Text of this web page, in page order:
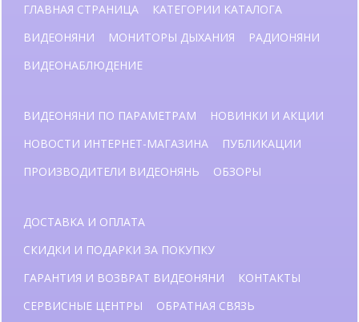
ГЛАВНАЯ СТРАНИЦА
КАТЕГОРИИ КАТАЛОГА
ВИДЕОНЯНИ
МОНИТОРЫ ДЫХАНИЯ
РАДИОНЯНИ
ВИДЕОНАБЛЮДЕНИЕ
ВИДЕОНЯНИ ПО ПАРАМЕТРАМ
НОВИНКИ И АКЦИИ
НОВОСТИ ИНТЕРНЕТ-МАГАЗИНА
ПУБЛИКАЦИИ
ПРОИЗВОДИТЕЛИ ВИДЕОНЯНЬ
ОБЗОРЫ
ДОСТАВКА И ОПЛАТА
СКИДКИ И ПОДАРКИ ЗА ПОКУПКУ
ГАРАНТИЯ И ВОЗВРАТ ВИДЕОНЯНИ
КОНТАКТЫ
СЕРВИСНЫЕ ЦЕНТРЫ
ОБРАТНАЯ СВЯЗЬ